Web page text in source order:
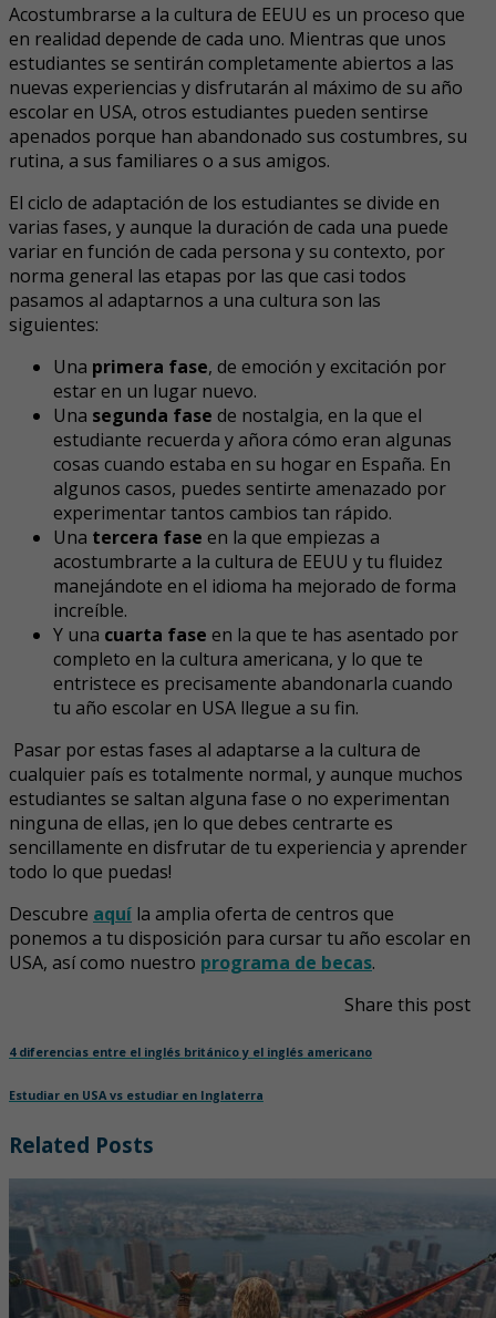
Acostumbrarse a la cultura de EEUU es un proceso que
en realidad depende de cada uno. Mientras que unos
estudiantes se sentirán completamente abiertos a las
nuevas experiencias y disfrutarán al máximo de su año
escolar en USA, otros estudiantes pueden sentirse
apenados porque han abandonado sus costumbres, su
rutina, a sus familiares o a sus amigos.
El ciclo de adaptación de los estudiantes se divide en
varias fases, y aunque la duración de cada una puede
variar en función de cada persona y su contexto, por
norma general las etapas por las que casi todos
pasamos al adaptarnos a una cultura son las
siguientes:
Una primera fase, de emoción y excitación por
estar en un lugar nuevo.
Una segunda fase de nostalgia, en la que el
estudiante recuerda y añora cómo eran algunas
cosas cuando estaba en su hogar en España. En
algunos casos, puedes sentirte amenazado por
experimentar tantos cambios tan rápido.
Una tercera fase en la que empiezas a
acostumbrarte a la cultura de EEUU y tu fluidez
manejándote en el idioma ha mejorado de forma
increíble.
Y una cuarta fase en la que te has asentado por
completo en la cultura americana, y lo que te
entristece es precisamente abandonarla cuando
tu año escolar en USA llegue a su fin.
Pasar por estas fases al adaptarse a la cultura de
cualquier país es totalmente normal, y aunque muchos
estudiantes se saltan alguna fase o no experimentan
ninguna de ellas, ¡en lo que debes centrarte es
sencillamente en disfrutar de tu experiencia y aprender
todo lo que puedas!
Descubre aquí la amplia oferta de centros que
ponemos a tu disposición para cursar tu año escolar en
USA, así como nuestro programa de becas.
Share this post
4 diferencias entre el inglés británico y el inglés americano
Estudiar en USA vs estudiar en Inglaterra
Related Posts